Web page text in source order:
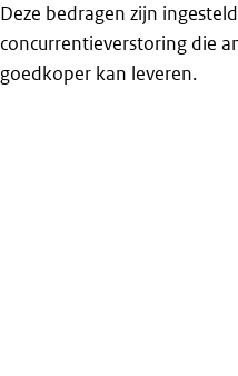
Deze bedragen zijn
concurrentieverstoring die
goedkoper kan leveren.